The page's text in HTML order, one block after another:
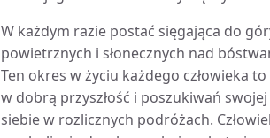
W każdym razie postać sięgająca do
powietrznych i słonecznych nad
Ten okres w życiu każdego człowieka
w dobrą przyszłość i poszukiwań
siebie w rozlicznych podróżach.